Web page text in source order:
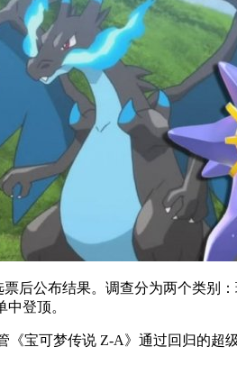
公布结果。调查分为两个类别
登顶。
宝可梦传说 Z-A》通过回归的超